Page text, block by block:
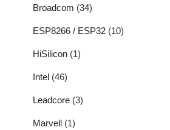
Broadcom (34)
ESP8266 / ESP32 (10)
HiSilicon (1)
Intel (46)
Leadcore (3)
Marvell (1)